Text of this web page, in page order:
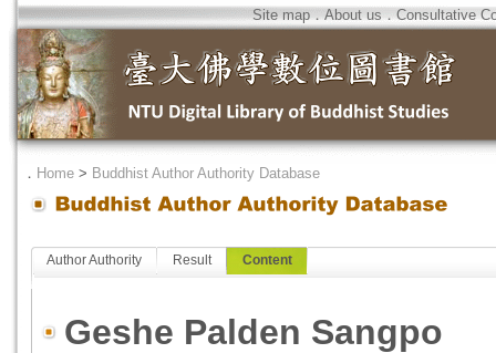
Site map．About us．Consultative
． Home > Buddhist Author Authority Database
Author Authority Result Content
Geshe Palden Sangpo